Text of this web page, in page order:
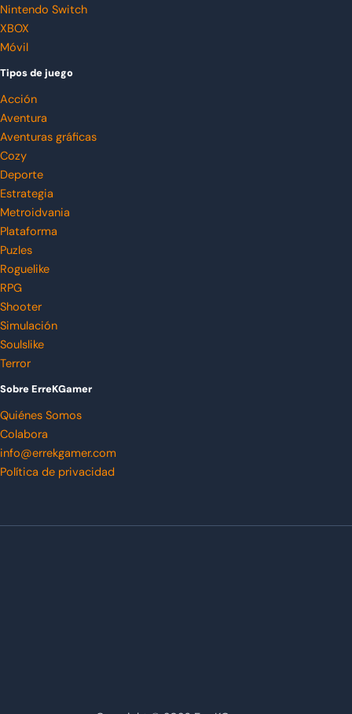
Nintendo Switch
XBOX
Móvil
Tipos de juego
Acción
Aventura
Aventuras gráficas
Cozy
Deporte
Estrategia
Metroidvania
Plataforma
Puzles
Roguelike
RPG
Shooter
Simulación
Soulslike
Terror
Sobre ErreKGamer
Quiénes Somos
Colabora
info@errekgamer.com
Política de privacidad